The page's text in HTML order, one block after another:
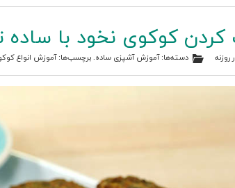
کوکوی نخود با ساده
روزنه دسته‌ها:آموزش آشپزی ساده. برچسب‌ها:آموزش انواع